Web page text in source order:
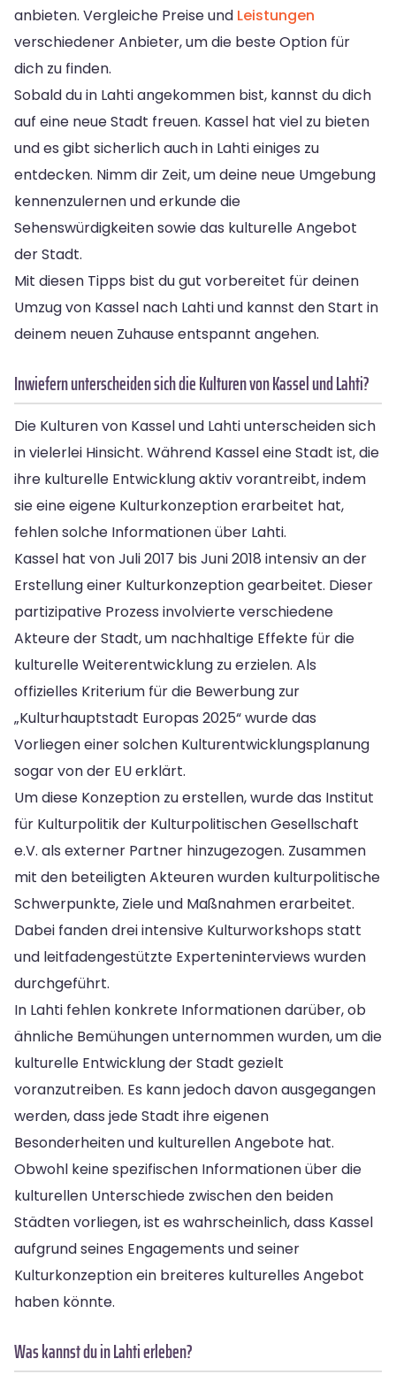
anbieten. Vergleiche Preise und Leistungen
verschiedener Anbieter, um die beste Option für
dich zu finden.
Sobald du in Lahti angekommen bist, kannst du dich
auf eine neue Stadt freuen. Kassel hat viel zu bieten
und es gibt sicherlich auch in Lahti einiges zu
entdecken. Nimm dir Zeit, um deine neue Umgebung
kennenzulernen und erkunde die
Sehenswürdigkeiten sowie das kulturelle Angebot
der Stadt.
Mit diesen Tipps bist du gut vorbereitet für deinen
Umzug von Kassel nach Lahti und kannst den Start in
deinem neuen Zuhause entspannt angehen.
Inwiefern unterscheiden sich die Kulturen von Kassel und Lahti?
Die Kulturen von Kassel und Lahti unterscheiden sich
in vielerlei Hinsicht. Während Kassel eine Stadt ist, die
ihre kulturelle Entwicklung aktiv vorantreibt, indem
sie eine eigene Kulturkonzeption erarbeitet hat,
fehlen solche Informationen über Lahti.
Kassel hat von Juli 2017 bis Juni 2018 intensiv an der
Erstellung einer Kulturkonzeption gearbeitet. Dieser
partizipative Prozess involvierte verschiedene
Akteure der Stadt, um nachhaltige Effekte für die
kulturelle Weiterentwicklung zu erzielen. Als
offizielles Kriterium für die Bewerbung zur
„Kulturhauptstadt Europas 2025“ wurde das
Vorliegen einer solchen Kulturentwicklungsplanung
sogar von der EU erklärt.
Um diese Konzeption zu erstellen, wurde das Institut
für Kulturpolitik der Kulturpolitischen Gesellschaft
e.V. als externer Partner hinzugezogen. Zusammen
mit den beteiligten Akteuren wurden kulturpolitische
Schwerpunkte, Ziele und Maßnahmen erarbeitet.
Dabei fanden drei intensive Kulturworkshops statt
und leitfadengestützte Experteninterviews wurden
durchgeführt.
In Lahti fehlen konkrete Informationen darüber, ob
ähnliche Bemühungen unternommen wurden, um die
kulturelle Entwicklung der Stadt gezielt
voranzutreiben. Es kann jedoch davon ausgegangen
werden, dass jede Stadt ihre eigenen
Besonderheiten und kulturellen Angebote hat.
Obwohl keine spezifischen Informationen über die
kulturellen Unterschiede zwischen den beiden
Städten vorliegen, ist es wahrscheinlich, dass Kassel
aufgrund seines Engagements und seiner
Kulturkonzeption ein breiteres kulturelles Angebot
haben könnte.
Was kannst du in Lahti erleben?